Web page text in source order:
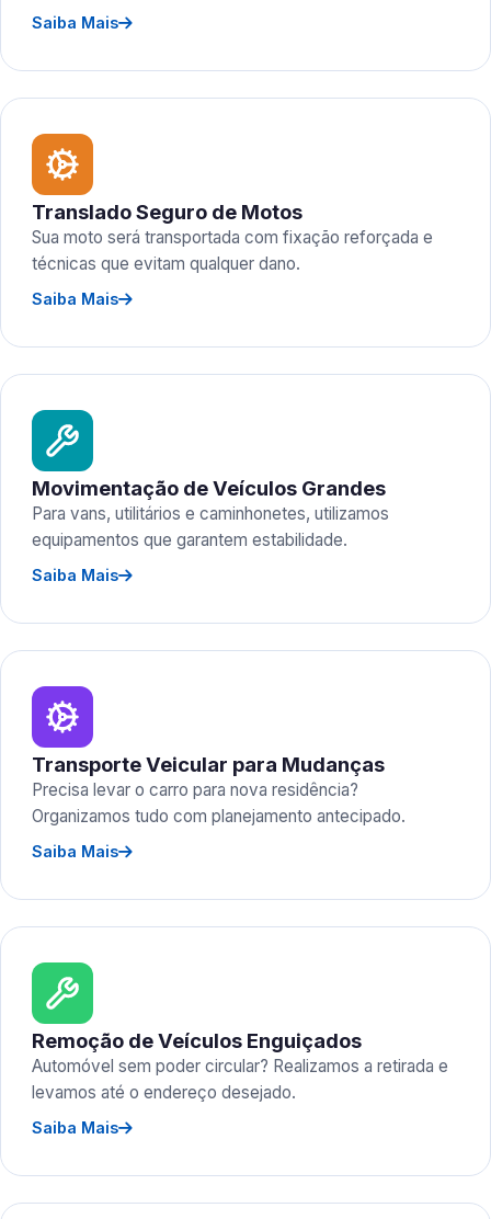
Saiba Mais
Translado Seguro de Motos
Sua moto será transportada com fixação reforçada e
técnicas que evitam qualquer dano.
Saiba Mais
Movimentação de Veículos Grandes
Para vans, utilitários e caminhonetes, utilizamos
equipamentos que garantem estabilidade.
Saiba Mais
Transporte Veicular para Mudanças
Precisa levar o carro para nova residência?
Organizamos tudo com planejamento antecipado.
Saiba Mais
Remoção de Veículos Enguiçados
Automóvel sem poder circular? Realizamos a retirada e
levamos até o endereço desejado.
Saiba Mais